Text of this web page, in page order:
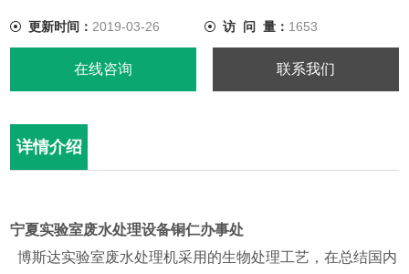
更新时间： 2019-03-26 访 问 量： 1653
在线咨询 联系我们
详情介绍
宁夏实验室废水处理设备铜仁办事处
博斯达实验室废水处理机采用的生物处理工艺，在总结国内